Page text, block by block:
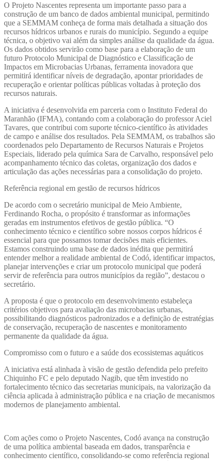
O Projeto Nascentes representa um importante passo para a
construção de um banco de dados ambiental municipal, permitindo
que a SEMMAM conheça de forma mais detalhada a situação dos
recursos hídricos urbanos e rurais do município. Segundo a equipe
técnica, o objetivo vai além da simples análise da qualidade da água.
Os dados obtidos servirão como base para a elaboração de um
futuro Protocolo Municipal de Diagnóstico e Classificação de
Impactos em Microbacias Urbanas, ferramenta inovadora que
permitirá identificar níveis de degradação, apontar prioridades de
recuperação e orientar políticas públicas voltadas à proteção dos
recursos naturais.
A iniciativa é desenvolvida em parceria com o Instituto Federal do
Maranhão (IFMA), contando com a colaboração do professor Aciel
Tavares, que contribui com suporte técnico-científico às atividades
de campo e análise dos resultados. Pela SEMMAM, os trabalhos são
coordenados pelo Departamento de Recursos Naturais e Projetos
Especiais, liderado pela química Sara de Carvalho, responsável pelo
acompanhamento técnico das coletas, organização dos dados e
articulação das ações necessárias para a consolidação do projeto.
Referência regional em gestão de recursos hídricos
De acordo com o secretário municipal de Meio Ambiente,
Ferdinando Rocha, o propósito é transformar as informações
geradas em instrumentos efetivos de gestão pública. “O
conhecimento técnico e científico sobre nossos corpos hídricos é
essencial para que possamos tomar decisões mais eficientes.
Estamos construindo uma base de dados inédita que permitirá
entender melhor a realidade ambiental de Codó, identificar impactos,
planejar intervenções e criar um protocolo municipal que poderá
servir de referência para outros municípios da região”, destacou o
secretário.
A proposta é que o protocolo em desenvolvimento estabeleça
critérios objetivos para avaliação das microbacias urbanas,
possibilitando diagnósticos padronizados e a definição de estratégias
de conservação, recuperação de nascentes e monitoramento
permanente da qualidade da água.
Compromisso com o futuro e a saúde dos ecossistemas aquáticos
A iniciativa está alinhada à visão de gestão defendida pelo prefeito
Chiquinho FC e pelo deputado Nagib, que têm investido no
fortalecimento técnico das secretarias municipais, na valorização da
ciência aplicada à administração pública e na criação de mecanismos
modernos de planejamento ambiental.
Com ações como o Projeto Nascentes, Codó avança na construção
de uma política ambiental baseada em dados, transparência e
conhecimento científico, consolidando-se como referência regional